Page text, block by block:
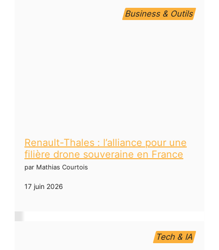
Business & Outils
Renault-Thales : l’alliance pour une
filière drone souveraine en France
par Mathias Courtois
17 juin 2026
Tech & IA